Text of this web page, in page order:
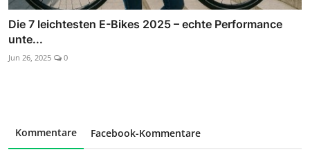
Die 7 leichtesten E-Bikes 2025 – echte Performance
unte...
Jun 26, 2025 0
Kommentare Facebook-Kommentare